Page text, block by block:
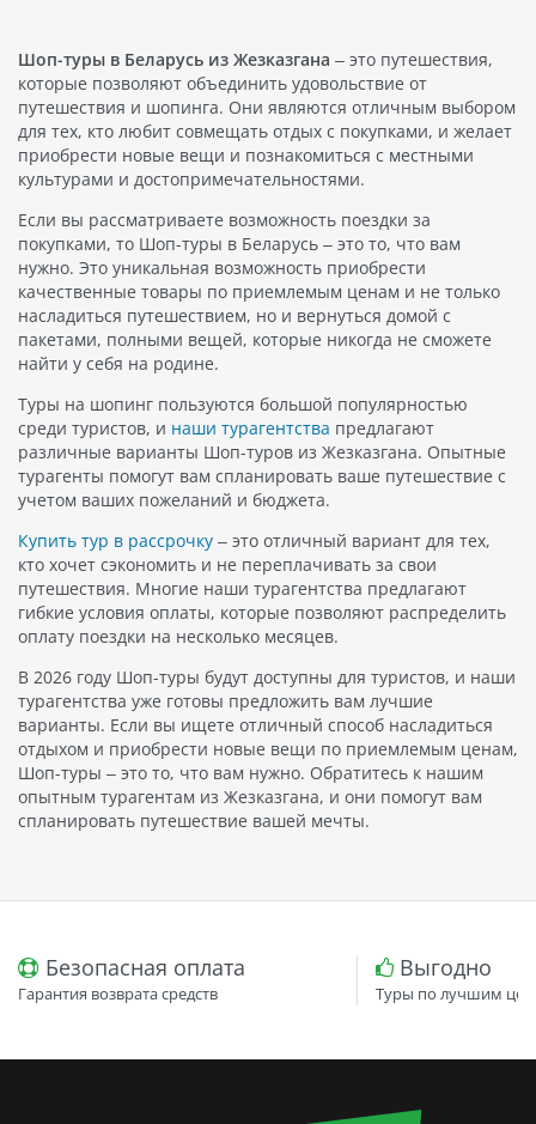
Шоп-туры в Беларусь из Жезказгана – это путешествия,
которые позволяют объединить удовольствие от
путешествия и шопинга. Они являются отличным выбором
для тех, кто любит совмещать отдых с покупками, и желает
приобрести новые вещи и познакомиться с местными
культурами и достопримечательностями.
Если вы рассматриваете возможность поездки за
покупками, то Шоп-туры в Беларусь – это то, что вам
нужно. Это уникальная возможность приобрести
качественные товары по приемлемым ценам и не только
насладиться путешествием, но и вернуться домой с
пакетами, полными вещей, которые никогда не сможете
найти у себя на родине.
Туры на шопинг пользуются большой популярностью
среди туристов, и наши турагентства предлагают
различные варианты Шоп-туров из Жезказгана. Опытные
турагенты помогут вам спланировать ваше путешествие с
учетом ваших пожеланий и бюджета.
Купить тур в рассрочку – это отличный вариант для тех,
кто хочет сэкономить и не переплачивать за свои
путешествия. Многие наши турагентства предлагают
гибкие условия оплаты, которые позволяют распределить
оплату поездки на несколько месяцев.
В 2026 году Шоп-туры будут доступны для туристов, и наши
турагентства уже готовы предложить вам лучшие
варианты. Если вы ищете отличный способ насладиться
отдыхом и приобрести новые вещи по приемлемым ценам,
Шоп-туры – это то, что вам нужно. Обратитесь к нашим
опытным турагентам из Жезказгана, и они помогут вам
спланировать путешествие вашей мечты.
Безопасная оплата
Гарантия возврата средств
Выгодно
Туры по лучшим